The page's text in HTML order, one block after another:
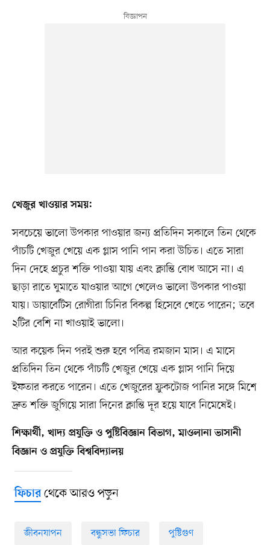
খেজুর খাওয়ার সময়:
সবচেয়ে ভালো উপকার পাওয়ার জন্য প্রতিদিন সকালে তিন থেকে
পাঁচটি খেজুর খেয়ে এক গ্লাস পানি পান করা উচিত। এতে সারা
দিন দেহে প্রচুর শক্তি পাওয়া যায় এবং ক্লান্তি বোধ আসে না। এ
ছাড়া রাতে ঘুমাতে যাওয়ার আগে খেলেও ভালো উপকার পাওয়া
যায়। ডায়াবেটিস রোগীরা চিনির বিকল্প হিসেবে খেতে পারেন; তবে
২টির বেশি না খাওয়াই ভালো।
আর কয়েক দিন পরই শুরু হবে পবিত্র রমজান মাস। এ মাসে
প্রতিদিন তিন থেকে পাঁচটি খেজুর খেয়ে এক গ্লাস পানি দিয়ে
ইফতার করতে পারেন। এতে খেজুরের ফ্রুকটোজ পানির সঙ্গে মিশে
দ্রুত শক্তি জুগিয়ে সারা দিনের ক্লান্তি দূর হয়ে যাবে নিমেষেই।
শিক্ষার্থী, খাদ্য প্রযুক্তি ও পুষ্টিবিজ্ঞান বিভাগ, মাওলানা ভাসানী
বিজ্ঞান ও প্রযুক্তি বিশ্ববিদ্যালয়
ফিচারথেকে আরও পড়ুন
জীবনযাপন বন্ধুসভা ফিচার পুষ্টিগুণ